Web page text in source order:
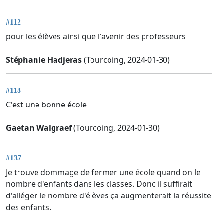
#112
pour les élèves ainsi que l'avenir des professeurs
Stéphanie Hadjeras(Tourcoing, 2024-01-30)
#118
C'est une bonne école
Gaetan Walgraef(Tourcoing, 2024-01-30)
#137
Je trouve dommage de fermer une école quand on le
nombre d'enfants dans les classes. Donc il suffirait
d'alléger le nombre d'élèves ça augmenterait la réussite
des enfants.